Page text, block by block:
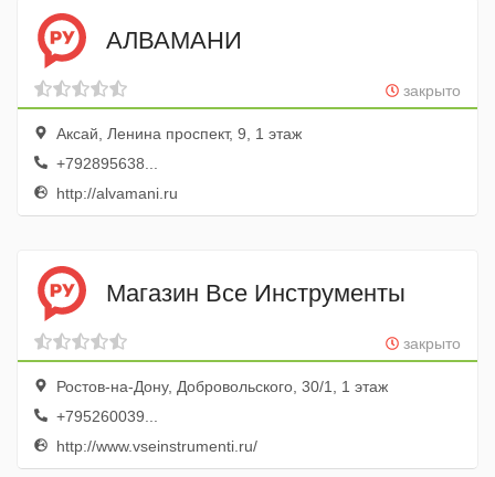
АЛВАМАНИ
закрыто
Аксай, Ленина проспект, 9, 1 этаж
+792895638...
http://alvamani.ru
Магазин Все Инструменты
закрыто
Ростов-на-Дону, Добровольского, 30/1, 1 этаж
+795260039...
http://www.vseinstrumenti.ru/